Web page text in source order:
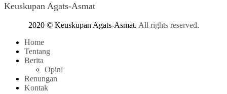
Keuskupan Agats-Asmat
2020 © Keuskupan Agats-Asmat. All rights reserved.
Home
Tentang
Berita
Opini
Renungan
Kontak